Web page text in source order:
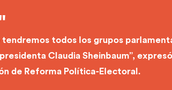
todos los grupos
Claudia Sheinbaum”,
de Reforma Política-Electoral.